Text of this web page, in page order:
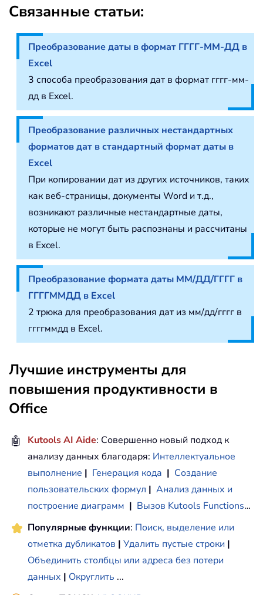
Связанные статьи:
Преобразование даты в формат ГГГГ-ММ-ДД в
Excel
3 способа преобразования дат в формат гггг-мм-
дд в Excel.
Преобразование различных нестандартных
форматов дат в стандартный формат даты в
Excel
При копировании дат из других источников, таких
как веб-страницы, документы Word и т.д.,
возникают различные нестандартные даты,
которые не могут быть распознаны и рассчитаны
в Excel.
Преобразование формата даты ММ/ДД/ГГГГ в
ГГГГММДД в Excel
2 трюка для преобразования дат из мм/дд/гггг в
ггггммдд в Excel.
Лучшие инструменты для
повышения продуктивности в
Office
🤖 Kutools AI Aide: Совершенно новый подход к
анализу данных благодаря: Интеллектуальное
выполнение | Генерация кода | Создание
пользовательских формул | Анализ данных и
построение диаграмм | Вызов Kutools Functions…
Популярные функции: Поиск, выделение или
отметка дубликатов | Удалить пустые строки |
Объединить столбцы или адреса без потери
данных | Округлить ...